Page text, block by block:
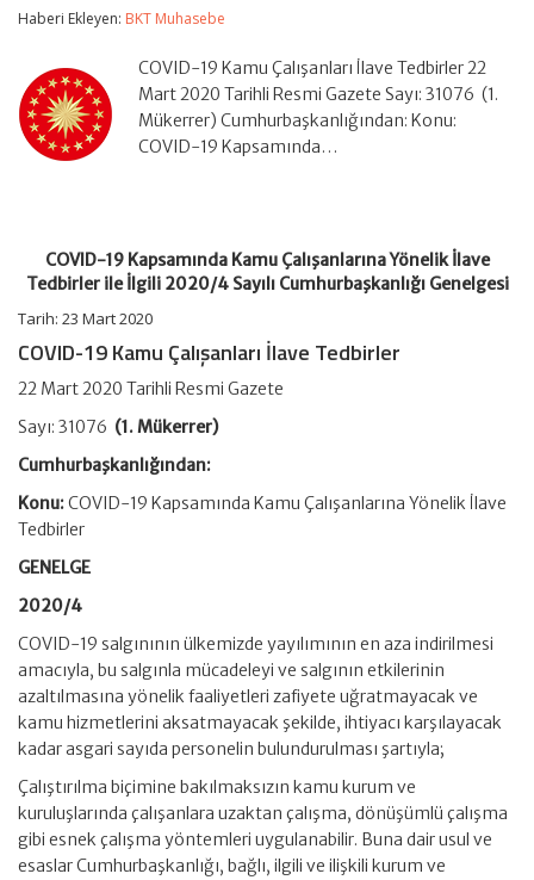
İlave
2020/4
Sayılı
Cumhurbaşkanlığı
Haberi Ekleyen: BKT Muhasebe
COVID-19 Kamu Çalışanları İlave Tedbirler 22
Mart 2020 Tarihli Resmi Gazete Sayı: 31076 (1.
Mükerrer) Cumhurbaşkanlığından: Konu:
COVID-19 Kapsamında…
COVID-19 Kapsamında Kamu Çalışanlarına Yönelik İlave
Tedbirler ile İlgili 2020/4 Sayılı Cumhurbaşkanlığı Genelgesi
Tarih: 23 Mart 2020
COVID-19 Kamu Çalışanları İlave Tedbirler
22 Mart 2020 Tarihli Resmi Gazete
Sayı: 31076 (1. Mükerrer)
Cumhurbaşkanlığından:
Konu:COVID-19 Kapsamında Kamu Çalışanlarına Yönelik İlave
Tedbirler
GENELGE
2020/4
COVID-19 salgınının ülkemizde yayılımının en aza indirilmesi
amacıyla, bu salgınla mücadeleyi ve salgının etkilerinin
azaltılmasına yönelik faaliyetleri zafiyete uğratmayacak ve
kamu hizmetlerini aksatmayacak şekilde, ihtiyacı karşılayacak
kadar asgari sayıda personelin bulundurulması şartıyla;
Çalıştırılma biçimine bakılmaksızın kamu kurum ve
kuruluşlarında çalışanlara uzaktan çalışma, dönüşümlü çalışma
gibi esnek çalışma yöntemleri uygulanabilir. Buna dair usul ve
esaslar Cumhurbaşkanlığı, bağlı, ilgili ve ilişkili kurum ve